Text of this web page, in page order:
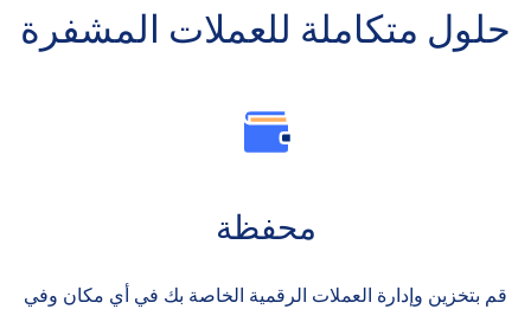
حلول متكاملة للعملات المشفرة
محفظة
قم بتخزين وإدارة العملات الرقمية الخاصة بك في أي مكان وفي